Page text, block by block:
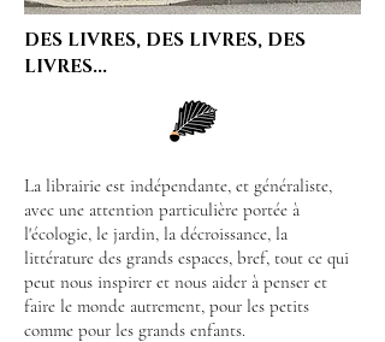
DES LIVRES, DES LIVRES, DES
LIVRES...
La librairie est indépendante, et généraliste,
avec une attention particulière portée à
l'écologie, le jardin, la décroissance, la
littérature des grands espaces, bref, tout ce qui
peut nous inspirer et nous aider à penser et
faire le monde autrement, pour les petits
comme pour les grands enfants.